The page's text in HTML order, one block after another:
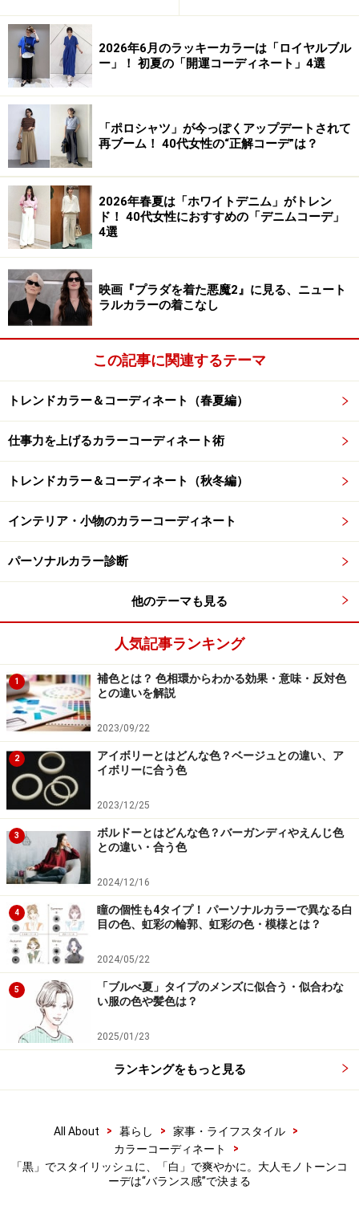
ボリューム感のあるボトムスに、トップスをウエストイ
ンして、上半身をコンパクトにまとめるのが、今シーズ
ンらしいコーディネートの1つ。
ハイウエストでタックがたっぷりと入ったワイドパンツ
に、UNIQLOエアリズムコットンクルーネックTシャツの
Lサイズを合わせて、上下のバランスを整えています。
シンプルな無地のTシャツだからこそ、サイズ感にはこ
だわりたいものです。白パンツは透けるのが気になりま
すが、程よい厚みのツイルトラウザーなので、安心して
着用できるのもうれしいポイントです。
3：白トップス＋黒パンツの白黒モノトーン
コーデ
出典： WEAR
今シーズン人気のロゴTシャツとグルカパンツのモノト
ーンコーデ。ロゴとパンツの黒をリンクさせているの
で、カジュアルでありながら、ハンサムなスタイルとな
綿100％のTシャツは程よくゆとりがあり、リラックスし
た着心地を楽しめます。大きすぎないので、羽織りのイ
ンに合わせてもよいでしょう。ベーシックなチノ素材の
パンツは、新定番アイテムとなりそうなグルカパンツ。
全体的にゆったりとしたシルエットで、股上が深く、幅
広のウエストバンドがついていて、アジャスターでウエ
ストを調整できる仕様になっています。
4：ボーダー柄トップス＋黒パンツのモノト
ーンコーデ
出典：WEAR
ボーダー柄はネイビー×ホワイトが定番の配色ですが、ブ
ラック×ホワイトにすると、ややモードな雰囲気になりま
す。黒コーデはもちろん、白コーデにも映える汎用性の
高いアイテムです。パンツは、リネンブレンドの中肉綾
織り素材で、抜群のストレッチ性を持つカジュアルな印
象のイージーパンツ。トップスもボトムスも、体に付か
ず離れずの程よくコンパクトなサイズ感で、ボトムスに
インしてシンプルにまとめています。
ウエストにバンドカラーシアーシャツを巻いたり、サン
グラスとバッグを水色でそろえたり、素材や色で涼やか
な印象を添えて。
2026年6月のラッキーカラーは「ロイヤルブル
ー」！ 初夏の「開運コーディネート」4選
「ポロシャツ」が今っぽくアップデートされて
再ブーム！ 40代女性の“正解コーデ”は？
2026年春夏は「ホワイトデニム」がトレン
ド！ 40代女性におすすめの「デニムコーデ」
4選
映画『プラダを着た悪魔2』に見る、ニュート
ラルカラーの着こなし
この記事に関連するテーマ
トレンドカラー＆コーディネート（春夏編）
仕事力を上げるカラーコーディネート術
トレンドカラー＆コーディネート（秋冬編）
インテリア・小物のカラーコーディネート
パーソナルカラー診断
他のテーマも見る
人気記事ランキング
1
補色とは？ 色相環からわかる効果・意味・反対色
との違いを解説
2023/09/22
2
アイボリーとはどんな色？ベージュとの違い、ア
イボリーに合う色
2023/12/25
3
ボルドーとはどんな色？バーガンディやえんじ色
との違い・合う色
2024/12/16
4
瞳の個性も4タイプ！ パーソナルカラーで異なる白
目の色、虹彩の輪郭、虹彩の色・模様とは？
2024/05/22
5
「ブルべ夏」タイプのメンズに似合う・似合わな
い服の色や髪色は？
2025/01/23
ランキングをもっと見る
All About > 暮らし > 家事・ライフスタイル
>
カラーコーディネート
>
「黒」でスタイリッシュに、「白」で爽やかに。大人モノトーンコ
ーデは“バランス感”で決まる